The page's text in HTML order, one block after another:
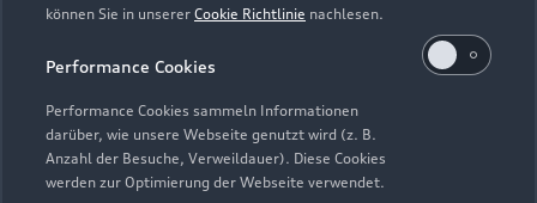
können Sie in unserer Cookie Richtlinie nachlesen.
Performance Cookies
Performance Cookies sammeln Informationen
darüber, wie unsere Webseite genutzt wird (z. B.
Anzahl der Besuche, Verweildauer). Diese Cookies
werden zur Optimierung der Webseite verwendet.